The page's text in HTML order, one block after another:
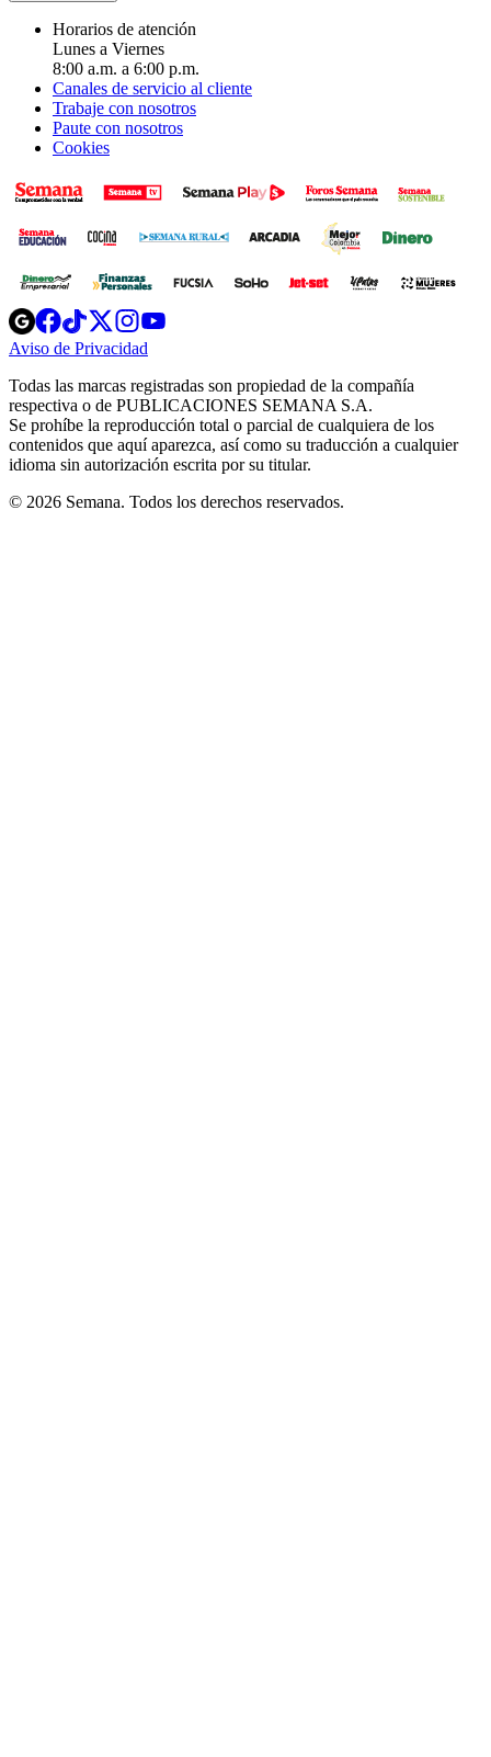
Horarios de atención
Lunes a Viernes
8:00 a.m. a 6:00 p.m.
Canales de servicio al cliente
Trabaje con nosotros
Paute con nosotros
Cookies
Opens
in
new
Opens
in
new
Opens
in
new
window
Opens
new
windowwindow
Aviso de Privacidad
new
window
Todas las marcas registradas son propiedad de la compañía
respectiva o de PUBLICACIONES SEMANA S.A.
Se prohíbe la reproducción total o parcial de cualquiera de los
contenidos que aquí aparezca, así como su traducción a cualquier
idioma sin autorización escrita por su titular.
© 2026 Semana. Todos los derechos reservados.